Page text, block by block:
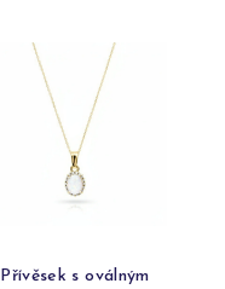
Přívěsek s oválným